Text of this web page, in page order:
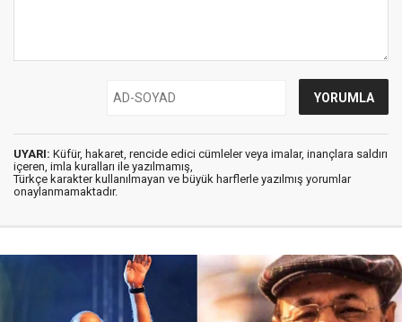
UYARI: Küfür, hakaret, rencide edici cümleler veya imalar, inançlara saldırı
içeren, imla kuralları ile yazılmamış,
Türkçe karakter kullanılmayan ve büyük harflerle yazılmış yorumlar
onaylanmamaktadır.